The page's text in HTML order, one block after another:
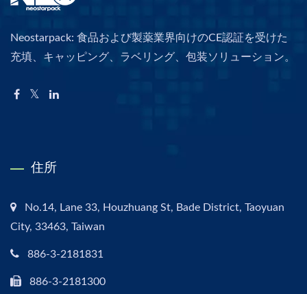
Neostarpack: 食品および製薬業界向けのCE認証を受けた
充填、キャッピング、ラベリング、包装ソリューション。
住所
No.14, Lane 33, Houzhuang St, Bade District, Taoyuan
City, 33463, Taiwan
886-3-2181831
886-3-2181300